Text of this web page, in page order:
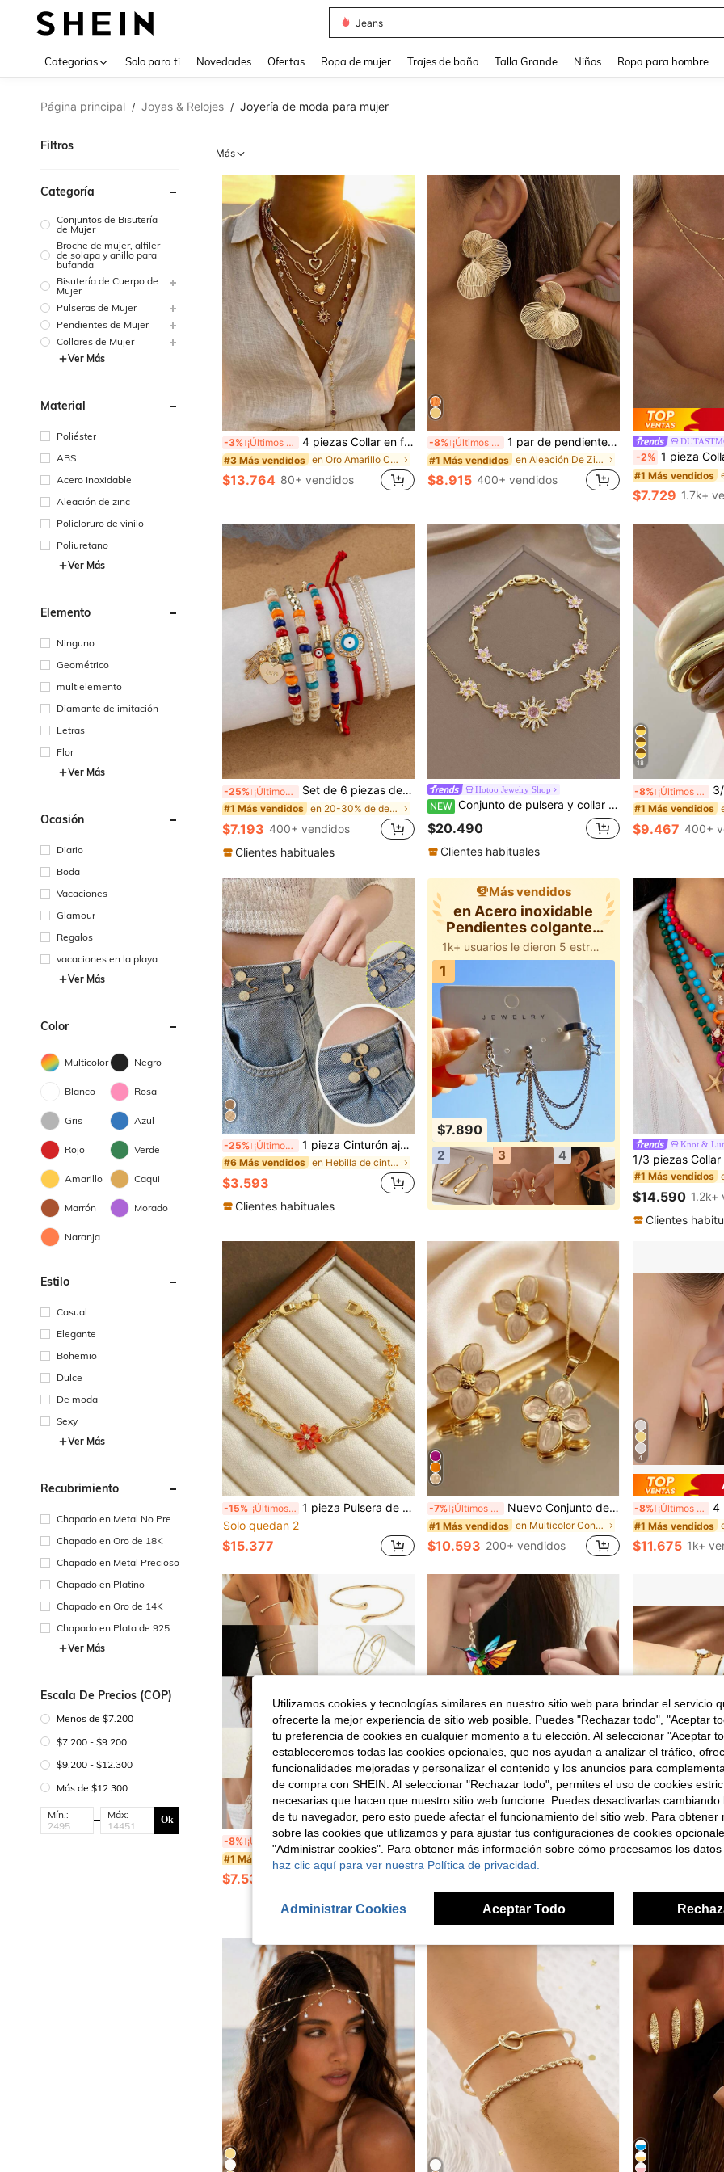
Jeans
Categorías Solo para ti Novedades Ofertas Ropa de mujer Trajes de baño Talla Grande Niños Ropa para hombre
Página principal / Joyas & Relojes / Joyería de moda para mujer
Filtros
Categoría
Conjuntos de Bisutería
de Mujer
Broche de mujer, alfiler
de solapa y anillo para
bufanda
Bisutería de Cuerpo de
Mujer
Pulseras de Mujer
Pendientes de Mujer
Collares de Mujer
Ver Más
Material
Poliéster
ABS
Acero Inoxidable
Aleación de zinc
Policloruro de vinilo
Poliuretano
Ver Más
Elemento
Ninguno
Geométrico
multielemento
Diamante de imitación
Letras
Flor
Ver Más
Ocasión
Diario
Boda
Vacaciones
Glamour
Regalos
vacaciones en la playa
Ver Más
Color
Multicolor Negro
Blanco Rosa
Gris Azul
Rojo Verde
Amarillo Caqui
Marrón Morado
Naranja
Estilo
Casual
Elegante
Bohemio
Dulce
De moda
Sexy
Ver Más
Recubrimiento
Chapado en Metal No Preci
Chapado en Oro de 18K
Chapado en Metal Precioso
Chapado en Platino
Chapado en Oro de 14K
Chapado en Plata de 925
Ver Más
Escala De Precios (COP)
Menos de $7.200
$7.200 - $9.200
$9.200 - $12.300
Más de $12.300
Mín.: Máx: Ok
Más
-3% ¡Últimos 3 días 4 piezas Collar en forma de Y Vintage, Elegante Collar Multicapa con Corazón y Sol con Pedrería Colorida Brillante Cadena de Hueso de Serpiente Cadena Minimalista Estilo Metal Collar Colgante Juego de Varias Piezas Collar en forma de Y Collar Largo Moda Simple Elegante Diseño Vintage Exquisito Vacaciones Fiesta Cita Regalo Uso Diario
#3 Más vendidos en Oro Amarillo Conjuntos de collar de mujer
$13.764 80+ vendidos
-8% ¡Últimos 3 días 1 par de pendientes de flor de metal hueco minimalistas y de moda, pendientes elegantes adecuados para el uso diario, fiestas, citas y eventos formales de las mujeres
#1 Más vendidos en Aleación De Zinc Pendientes De Mujer
$8.915 400+ vendidos
-2% 1 pieza Collar de acero inoxidable de doble capa, collar largo con
#1 Más vendidos
$7.729 1.7k+
-25% ¡Últimos 2 días Set de 6 piezas de pulseras de estilo medio oriental de moda con ojo malvado y decoración de palma, de múltiples capas para mujeres
#1 Más vendidos en 20-30% de descuento Pulseras de Mujer
$7.193 400+ vendidos
Clientes habituales
Hotoo Jewelry Shop
NEW Conjunto de pulsera y collar con cadena de girasol rosa delicado para mujer, con encanto de circonita y cadena dorada, joyería para fiesta, Día de la Madre, San Valentín, regalo
$20.490
Clientes habituales
18
-8% ¡Últimos 3 días 3/1 pieza Conjunto
#1 Más vendidos
$9.467 400+
-25% ¡Últimos 2 días 1 pieza Cinturón ajustable invisible (Excluyendo cartón)
#6 Más vendidos en Hebilla de cinturón Cinturones y cinturones de
$3.593
Clientes habituales
Más vendidos
en Acero inoxidable
Pendientes colgantes
de mujer
1k+ usuarios le dieron 5 estrellas
1
$7.890
2 3 4
Knot &
#1 Más vendidos
$14.590 1.2k+
Clientes
-15% ¡Últimos 3 días 1 pieza Pulsera de tenis de cristal de circonita con flor de cinco pétalos de alta calidad, diseño único de flores y hojas, disponible en rosa, verde, azul, blanco, azul zafiro, multicolor, accesorio elegante para uso diario/festivo, joyería para mujer, esencial para vacaciones de verano, irradia un encanto elegante, regalo ideal para el Día de la Madre, Día de San Valentín, aniversario y temporada de regreso a la escuela, opción perfecta para tus seres queridos
Solo quedan 2
$15.377
-7% ¡Últimos 3 días Nuevo Conjunto de Pendientes & Collar de Acero Inoxidable con Trébol de Cuatro Hojas Esmaltado Floral Vintage, Conjunto de Joyas Elegante para Mujer
#1 Más vendidos en Multicolor Conjuntos de joyas para mujer
$10.593 200+ vendidos
4
-8% ¡Últimos 3 días 4 pares de
#1 Más vendidos
$11.675 1k+
-8% Juego de 5 brazaletes de brazo de metal estilo europeo y americano, brazaletes de brazo con líneas geométricas minimalistas, hojas & estrellas de mar, accesorios, estéticos
#1 Más vendidos
$7.535
-25% 1 par de pendientes decorativos de moda de acrílico con diseño de colibrí colorido, regalo de joyería
#1 Más vendidos
PENGFAAD
-6% Conjunto de pulseras de acero inoxidable chapado en oro de 18K con
Utilizamos cookies y tecnologías similares en nuestro sitio web para brindar el servicio
ofrecerte la mejor experiencia de sitio web posible. Puedes "Rechazar todo", "Aceptar
tu preferencia de cookies en cualquier momento a tu elección. Al seleccionar "Aceptar
estableceremos todas las cookies opcionales, que nos ayudan a analizar el tráfico,
funcionalidades mejoradas y personalizar el contenido y los anuncios para
de compra con SHEIN. Al seleccionar "Rechazar todo", permites el uso de cookies
necesarias que hacen que nuestro sitio web funcione. Puedes desactivarlas cambiando
de tu navegador, pero esto puede afectar el funcionamiento del sitio web. Para obtener
sobre las cookies que utilizamos y para ajustar tus configuraciones de cookies
"Administrar cookies". Para obtener más información sobre cómo procesamos los datos
haz clic aquí para ver nuestra Política de privacidad.
Administrar Cookies Aceptar Todo